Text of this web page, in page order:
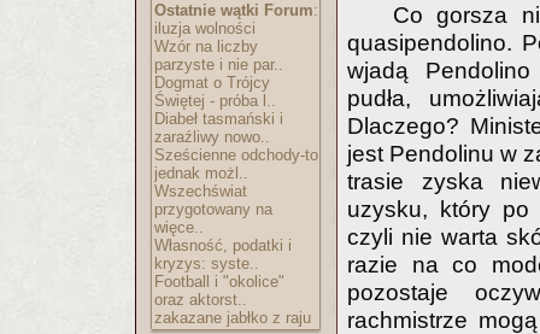
Ostatnie wątki Forum:
iluzja wolności
Wzór na liczby
parzyste i nie par..
Dogmat o Trójcy
Świętej - próba l..
Diabeł tasmański i
zaraźliwy nowo..
Sześcienne odchody-to
jednak możl..
Wszechświat
przygotowany na
więce..
Własność, podatki i
kryzys: syste..
Football i "okolice"
oraz aktorst..
zakazane jabłko z raju
Co gorsza
quasipendolino.
wjadą
pudła,
Dlaczego?
jest Pendolinu w
trasie zyska
uzysku, który po
czyli nie warta
razie na co
pozostaje
rachmistrze